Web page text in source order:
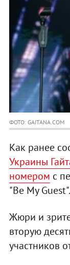
ФОТО: GAITANA.COM
Как ранее
Украины
номером с
"Be My Guest".
Жюри и
вторую
участников